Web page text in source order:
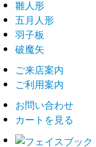
雛人形
五月人形
羽子板
破魔矢
ご来店案内
ご利用案内
お問い合わせ
カートを見る